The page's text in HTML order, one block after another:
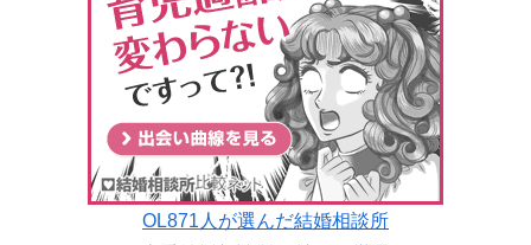
OL871人が選んだ結婚相談所